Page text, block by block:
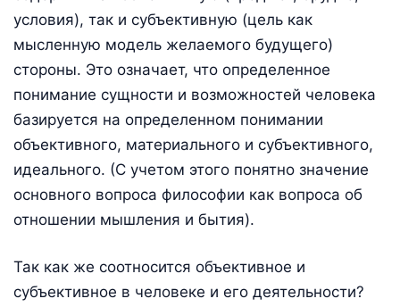
условия), так и субъективную (цель как
мысленную модель желаемого будущего)
стороны. Это означает, что определенное
понимание сущности и возможностей человека
базируется на определенном понимании
объективного, материального и субъективного,
идеального. (С учетом этого понятно значение
основного вопроса философии как вопроса об
отношении мышления и бытия).
Так как же соотносится объективное и
субъективное в человеке и его деятельности?